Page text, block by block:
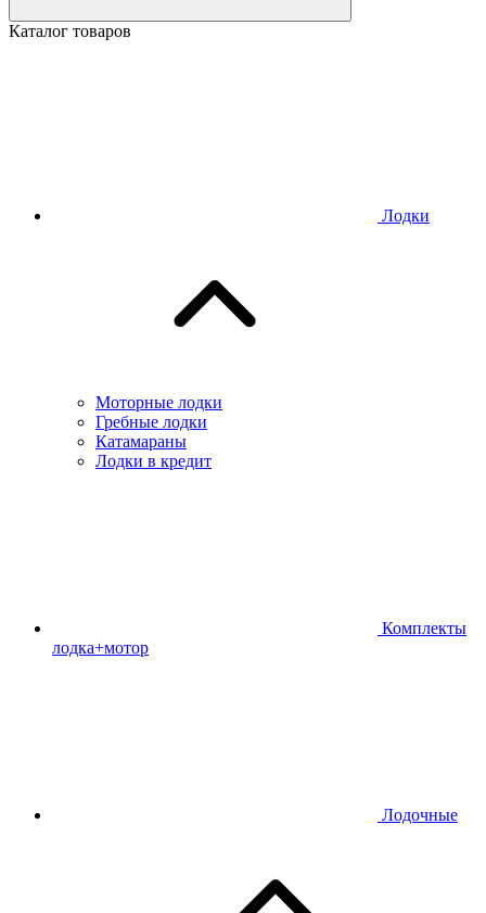
Каталог товаров
Лодки
Моторные лодки
Гребные лодки
Катамараны
Лодки в кредит
Комплекты
лодка+мотор
Лодочные